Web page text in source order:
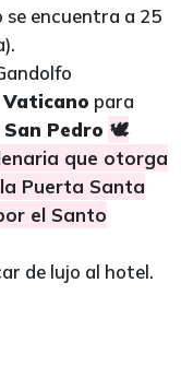
encuentra a 25
Vaticano para
Pedro 🕊️
que otorga
Puerta Santa
el Santo
de lujo al hotel.